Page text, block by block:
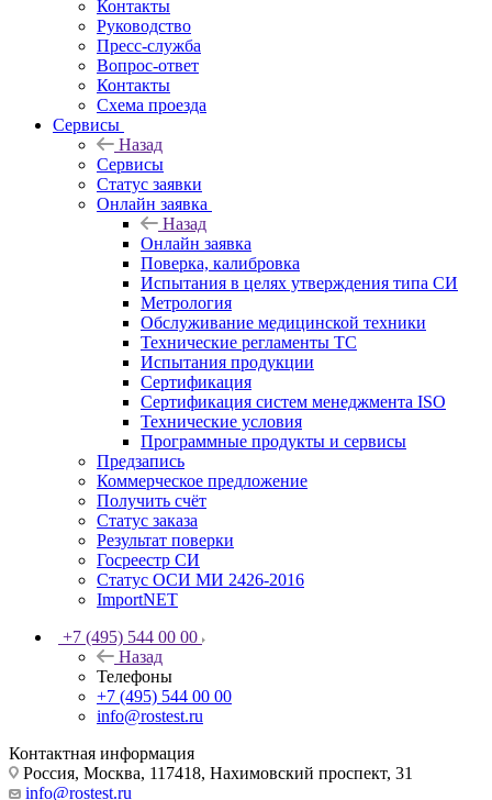
Контакты
Руководство
Пресс-служба
Вопрос-ответ
Контакты
Схема проезда
Сервисы
Назад
Сервисы
Статус заявки
Онлайн заявка
Назад
Онлайн заявка
Поверка, калибровка
Испытания в целях утверждения типа СИ
Метрология
Обслуживание медицинской техники
Технические регламенты ТС
Испытания продукции
Сертификация
Сертификация систем менеджмента ISO
Технические условия
Программные продукты и сервисы
Предзапись
Коммерческое предложение
Получить счёт
Статус заказа
Результат поверки
Госреестр СИ
Статус ОСИ МИ 2426-2016
ImportNET
+7 (495) 544 00 00
Назад
Телефоны
+7 (495) 544 00 00
info@rostest.ru
Контактная информация
Россия, Москва, 117418, Нахимовский проспект, 31
info@rostest.ru